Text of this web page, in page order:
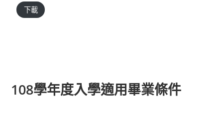
下載
108學年度入學適用畢業條件